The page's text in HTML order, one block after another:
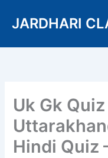
JARDHARI
Uk Gk Quiz
Hindi Quiz